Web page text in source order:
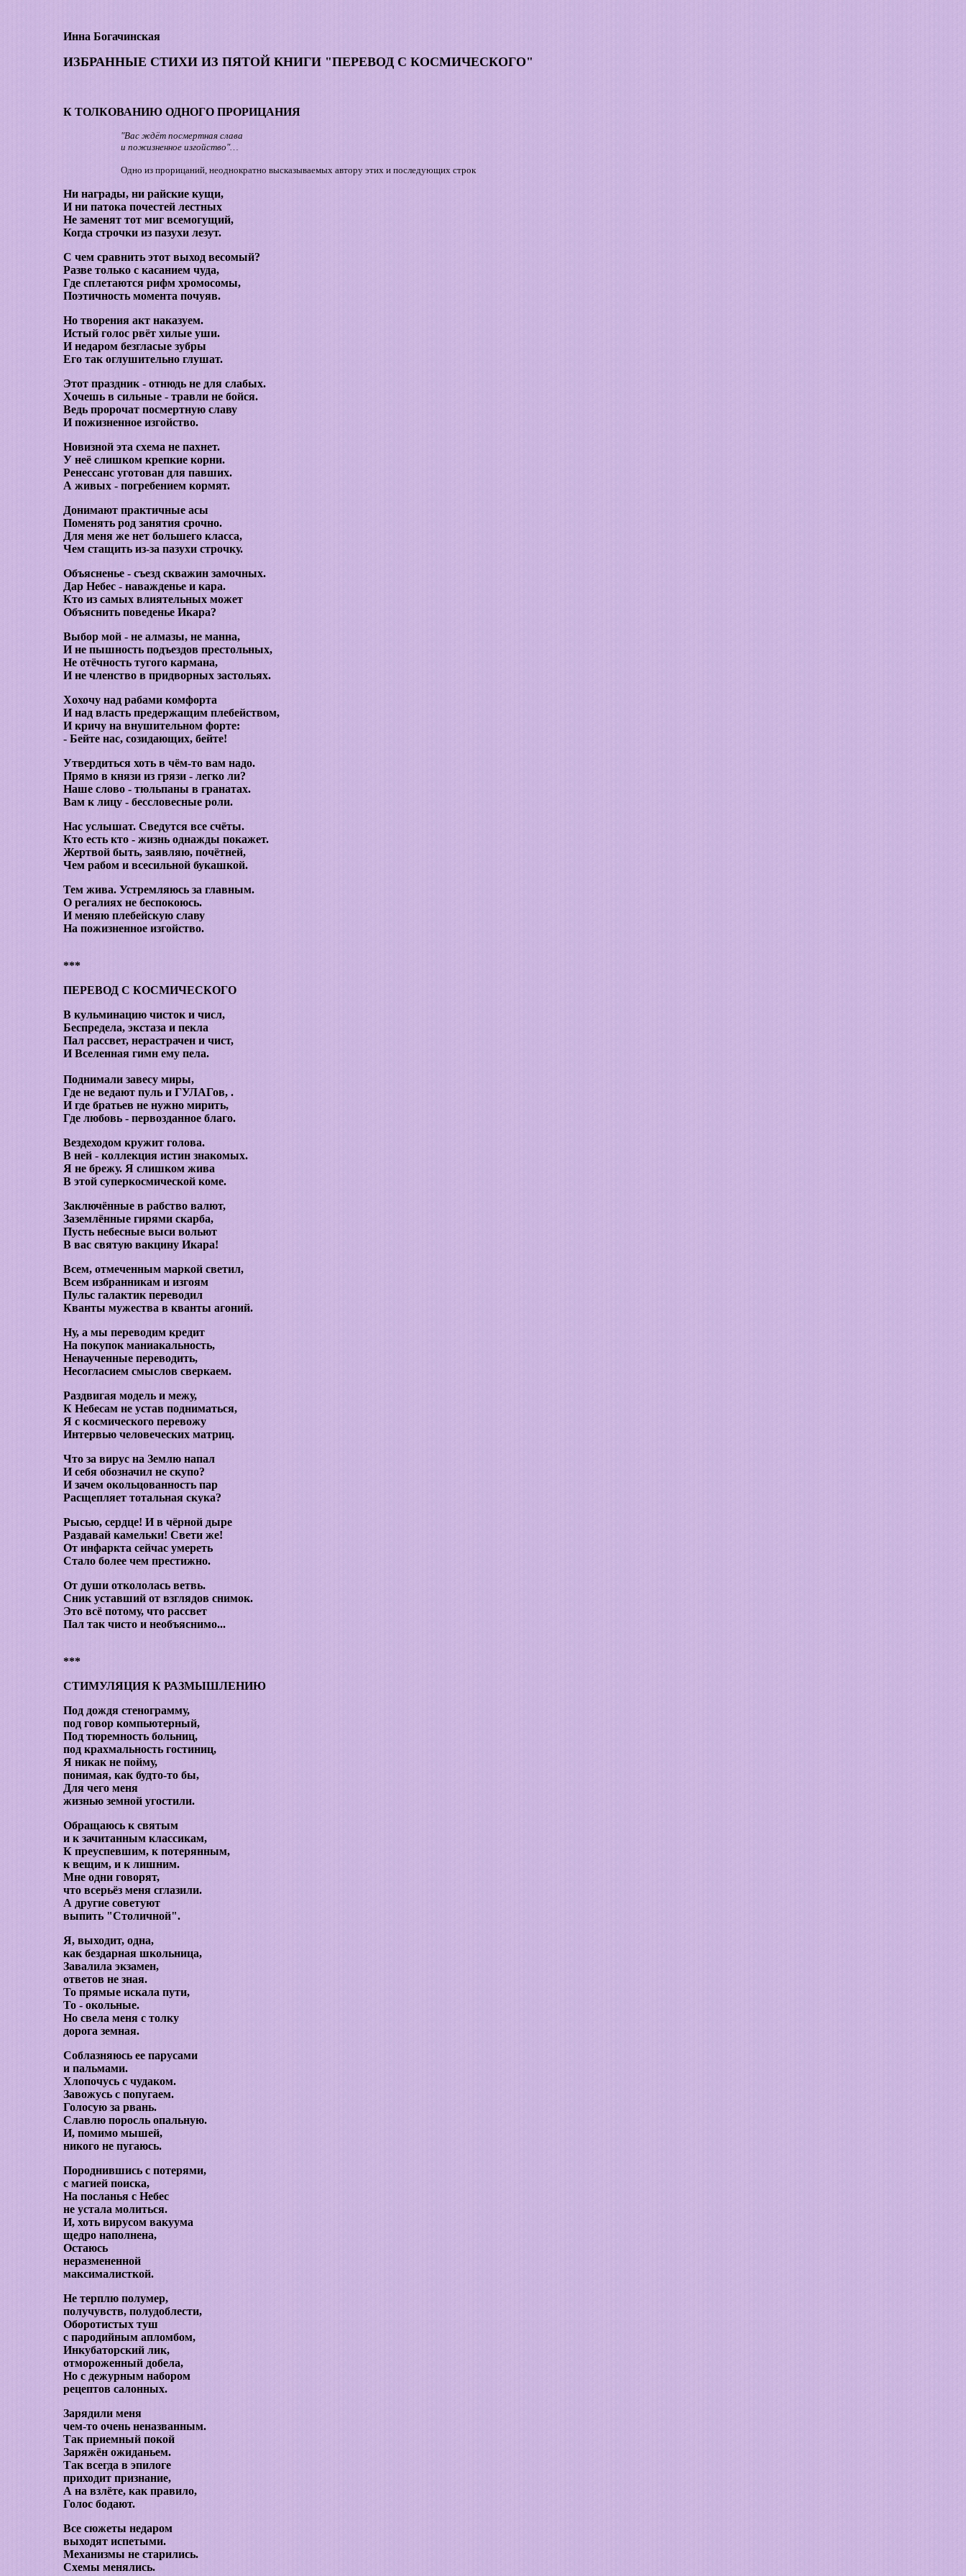
Инна Богачинская
ИЗБРАННЫЕ СТИХИ ИЗ ПЯТОЙ КНИГИ "ПЕРЕВОД С КОСМИЧЕСКОГО"
К ТОЛКОВАНИЮ ОДНОГО ПРОРИЦАНИЯ
"Вас ждёт посмертная слава
и пожизненное изгойство"…
Одно из прорицаний, неоднократно высказываемых автору этих и последующих строк
Ни награды, ни райские кущи,
И ни патока почестей лестных
Не заменят тот миг всемогущий,
Когда строчки из пазухи лезут.
С чем сравнить этот выход весомый?
Разве только с касанием чуда,
Где сплетаются рифм хромосомы,
Поэтичность момента почуяв.
Но творения акт наказуем.
Истый голос рвёт хилые уши.
И недаром безгласые зубры
Его так оглушительно глушат.
Этот праздник - отнюдь не для слабых.
Хочешь в сильные - травли не бойся.
Ведь пророчат посмертную славу
И пожизненное изгойство.
Новизной эта схема не пахнет.
У неё слишком крепкие корни.
Ренессанс уготован для павших.
А живых - погребением кормят.
Донимают практичные асы
Поменять род занятия срочно.
Для меня же нет большего класса,
Чем стащить из-за пазухи строчку.
Объясненье - съезд скважин замочных.
Дар Небес - наважденье и кара.
Кто из самых влиятельных может
Объяснить поведенье Икара?
Выбор мой - не алмазы, не манна,
И не пышность подъездов престольных,
Не отёчность тугого кармана,
И не членство в придворных застольях.
Хохочу над рабами комфорта
И над власть предержащим плебейством,
И кричу на внушительном форте:
- Бейте нас, созидающих, бейте!
Утвердиться хоть в чём-то вам надо.
Прямо в князи из грязи - легко ли?
Наше слово - тюльпаны в гранатах.
Вам к лицу - бессловесные роли.
Нас услышат. Сведутся все счёты.
Кто есть кто - жизнь однажды покажет.
Жертвой быть, заявляю, почётней,
Чем рабом и всесильной букашкой.
Тем жива. Устремляюсь за главным.
О регалиях не беспокоюсь.
И меняю плебейскую славу
На пожизненное изгойство.
***
ПЕРЕВОД С КОСМИЧЕСКОГО
В кульминацию чисток и числ,
Беспредела, экстаза и пекла
Пал рассвет, нерастрачен и чист,
И Вселенная гимн ему пела.
Поднимали завесу миры,
Где не ведают пуль и ГУЛАГов, .
И где братьев не нужно мирить,
Где любовь - первозданное благо.
Вездеходом кружит голова.
В ней - коллекция истин знакомых.
Я не брежу. Я слишком жива
В этой суперкосмической коме.
Заключённые в рабство валют,
Заземлённые гирями скарба,
Пусть небесные выси вольют
В вас святую вакцину Икара!
Всем, отмеченным маркой светил,
Всем избранникам и изгоям
Пульс галактик переводил
Кванты мужества в кванты агоний.
Ну, а мы переводим кредит
На покупок маниакальность,
Ненаученные переводить,
Несогласием смыслов сверкаем.
Раздвигая модель и межу,
К Небесам не устав подниматься,
Я с космического перевожу
Интервью человеческих матриц.
Что за вирус на Землю напал
И себя обозначил не скупо?
И зачем окольцованность пар
Расщепляет тотальная скука?
Рысью, сердце! И в чёрной дыре
Раздавай камельки! Свети же!
От инфаркта сейчас умереть
Стало более чем престижно.
От души откололась ветвь.
Сник уставший от взглядов снимок.
Это всё потому, что рассвет
Пал так чисто и необъяснимо...
***
СТИМУЛЯЦИЯ К РАЗМЫШЛЕНИЮ
Под дождя стенограмму,
под говор компьютерный,
Под тюремность больниц,
под крахмальность гостиниц,
Я никак не пойму,
понимая, как будто-то бы,
Для чего меня
жизнью земной угостили.
Обращаюсь к святым
и к зачитанным классикам,
К преуспевшим, к потерянным,
к вещим, и к лишним.
Мне одни говорят,
что всерьёз меня сглазили.
А другие советуют
выпить "Столичной".
Я, выходит, одна,
как бездарная школьница,
Завалила экзамен,
ответов не зная.
То прямые искала пути,
То - окольные.
Но свела меня с толку
дорога земная.
Соблазняюсь ее парусами
и пальмами.
Хлопочусь с чудаком.
Завожусь с попугаем.
Голосую за рвань.
Славлю поросль опальную.
И, помимо мышей,
никого не пугаюсь.
Породнившись с потерями,
с магией поиска,
На посланья с Небес
не устала молиться.
И, хоть вирусом вакуума
щедро наполнена,
Остаюсь
неразмененной
максималисткой.
Не терплю полумер,
получувств, полудоблести,
Оборотистых туш
с пародийным апломбом,
Инкубаторский лик,
отмороженный добела,
Но с дежурным набором
рецептов салонных.
Зарядили меня
чем-то очень неназванным.
Так приемный покой
Заряжён ожиданьем.
Так всегда в эпилоге
приходит признание,
А на взлёте, как правило,
Голос бодают.
Все сюжеты недаром
выходят испетыми.
Механизмы не старились.
Схемы менялись.